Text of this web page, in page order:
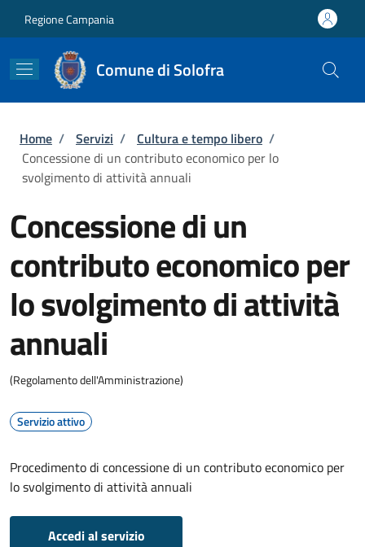
Regione Campania
Comune di Solofra
Briciole di pane
Home / Servizi / Cultura e tempo libero /
Concessione di un contributo economico per lo
svolgimento di attività annuali
Concessione di un
contributo economico per
lo svolgimento di attività
annuali
(Regolamento dell'Amministrazione)
Servizio attivo
Procedimento di concessione di un contributo economico per
lo svolgimento di attività annuali
Accedi al servizio